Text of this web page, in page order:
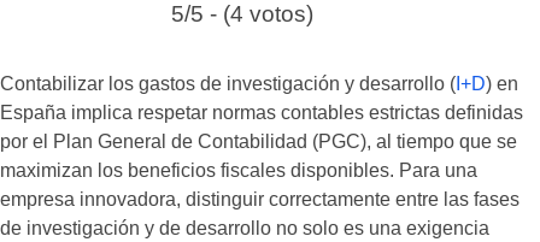
5/5 - (4 votos)
Contabilizar los gastos de investigación y desarrollo ( I+D) en
España implica respetar normas contables estrictas definidas
por el Plan General de Contabilidad (PGC), al tiempo que se
maximizan los beneficios fiscales disponibles. Para una
empresa innovadora, distinguir correctamente entre las fases
de investigación y de desarrollo no solo es una exigencia